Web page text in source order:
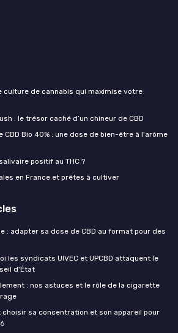
culture de cannabis qui maximise votre
: le trésor caché d’un chineur de CBD
CBD Bio 40% : une dose de bien-être à l'arôme
positif au THC ?
en France et prêtes à cultiver
: adapter sa dose de CBD au format pour des
les syndicats UIVEC et UPCBD attaquent le
d'État
: nos astuces et le rôle de la cigarette
choisir sa concentration et son appareil pour